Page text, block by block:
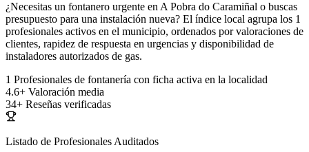
¿Necesitas un fontanero urgente en A Pobra do Caramiñal o buscas
presupuesto para una instalación nueva? El índice local agrupa los 1
profesionales activos en el municipio, ordenados por valoraciones de
clientes, rapidez de respuesta en urgencias y disponibilidad de
instaladores autorizados de gas.
1 Profesionales de fontanería con ficha activa en la localidad
4.6+ Valoración media
34+ Reseñas verificadas
Listado de Profesionales Auditados